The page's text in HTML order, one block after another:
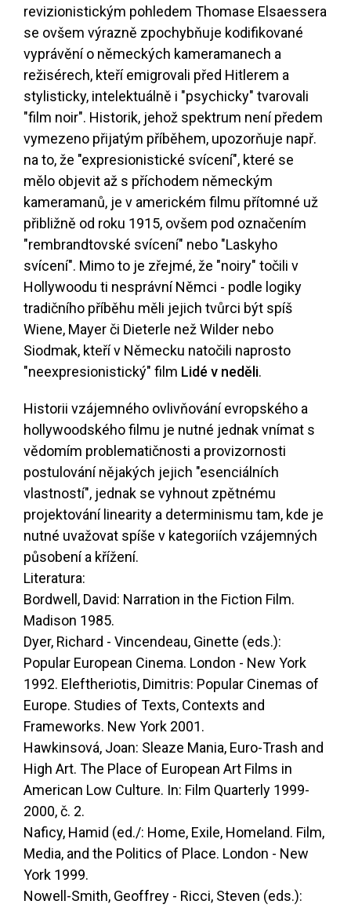
revizionistickým pohledem Thomase Elsaessera
se ovšem výrazně zpochybňuje kodifikované
vyprávění o německých kameramanech a
režisérech, kteří emigrovali před Hitlerem a
stylisticky, intelektuálně i "psychicky" tvarovali
"film noir". Historik, jehož spektrum není předem
vymezeno přijatým příběhem, upozorňuje např.
na to, že "expresionistické svícení", které se
mělo objevit až s příchodem německým
kameramanů, je v americkém filmu přítomné už
přibližně od roku 1915, ovšem pod označením
"rembrandtovské svícení" nebo "Laskyho
svícení". Mimo to je zřejmé, že "noiry" točili v
Hollywoodu ti nesprávní Němci - podle logiky
tradičního příběhu měli jejich tvůrci být spíš
Wiene, Mayer či Dieterle než Wilder nebo
Siodmak, kteří v Německu natočili naprosto
"neexpresionistický" film Lidé v neděli.
Historii vzájemného ovlivňování evropského a
hollywoodského filmu je nutné jednak vnímat s
vědomím problematičnosti a provizornosti
postulování nějakých jejich "esenciálních
vlastností", jednak se vyhnout zpětnému
projektování linearity a determinismu tam, kde je
nutné uvažovat spíše v kategoriích vzájemných
působení a křížení.
Literatura:
Bordwell, David: Narration in the Fiction Film.
Madison 1985.
Dyer, Richard - Vincendeau, Ginette (eds.):
Popular European Cinema. London - New York
1992. Eleftheriotis, Dimitris: Popular Cinemas of
Europe. Studies of Texts, Contexts and
Frameworks. New York 2001.
Hawkinsová, Joan: Sleaze Mania, Euro-Trash and
High Art. The Place of European Art Films in
American Low Culture. In: Film Quarterly 1999-
2000, č. 2.
Naficy, Hamid (ed./: Home, Exile, Homeland. Film,
Media, and the Politics of Place. London - New
York 1999.
Nowell-Smith, Geoffrey - Ricci, Steven (eds.):